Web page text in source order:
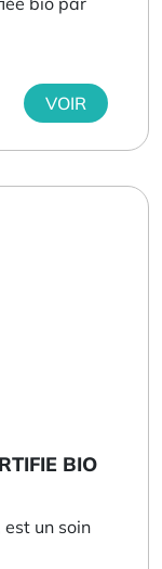
VOIR
BIO
un soin